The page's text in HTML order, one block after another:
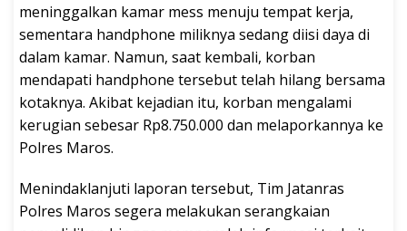
meninggalkan kamar mess menuju tempat kerja,
sementara handphone miliknya sedang diisi daya di
dalam kamar. Namun, saat kembali, korban
mendapati handphone tersebut telah hilang bersama
kotaknya. Akibat kejadian itu, korban mengalami
kerugian sebesar Rp8.750.000 dan melaporkannya ke
Polres Maros.
Menindaklanjuti laporan tersebut, Tim Jatanras
Polres Maros segera melakukan serangkaian